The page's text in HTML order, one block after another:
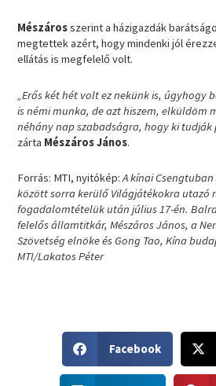
Mészárosszerint a házigazdák
megtettek azért, hogy mindenki jól
ellátás is megfelelő volt.
„Erős két hét volt ez nekünk is, úgyhogy
is némi munka, de azt hiszem, elküldöm
néhány nap szabadságra, hogy ki
zárta Mészáros János.
Forrás: MTI, nyitókép:A kínai Csengtuban
között sorra kerülő Világjátékokra utazó
fogadalomtételük után július 17-én.
felelős államtitkár, Mészáros János, a
Szövetség elnöke és Gong Tao, Kína
MTI/Lakatos Péter
h
a
Facebook
h
a